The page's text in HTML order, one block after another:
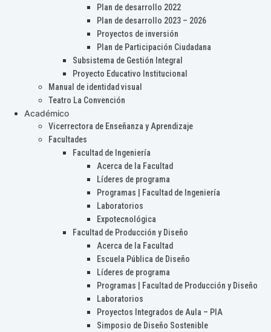
Plan de desarrollo 2022
Plan de desarrollo 2023 – 2026
Proyectos de inversión
Plan de Participación Ciudadana
Subsistema de Gestión Integral
Proyecto Educativo Institucional
Manual de identidad visual
Teatro La Convención
Académico
Vicerrectora de Enseñanza y Aprendizaje
Facultades
Facultad de Ingeniería
Acerca de la Facultad
Líderes de programa
Programas | Facultad de Ingeniería
Laboratorios
Expotecnológica
Facultad de Producción y Diseño
Acerca de la Facultad
Escuela Pública de Diseño
Líderes de programa
Programas | Facultad de Producción y Diseño
Laboratorios
Proyectos Integrados de Aula – PIA
Simposio de Diseño Sostenible